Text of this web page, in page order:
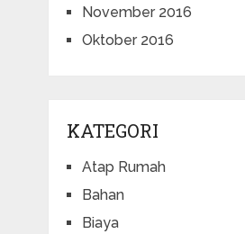
November 2016
Oktober 2016
KATEGORI
Atap Rumah
Bahan
Biaya